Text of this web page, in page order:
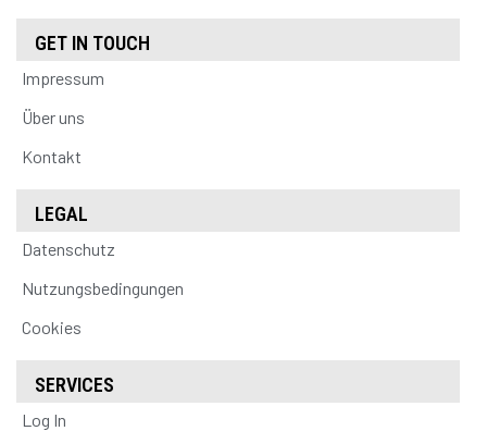
GET IN TOUCH
Impressum
Über uns
Kontakt
LEGAL
Datenschutz
Nutzungsbedingungen
Cookies
SERVICES
Log In